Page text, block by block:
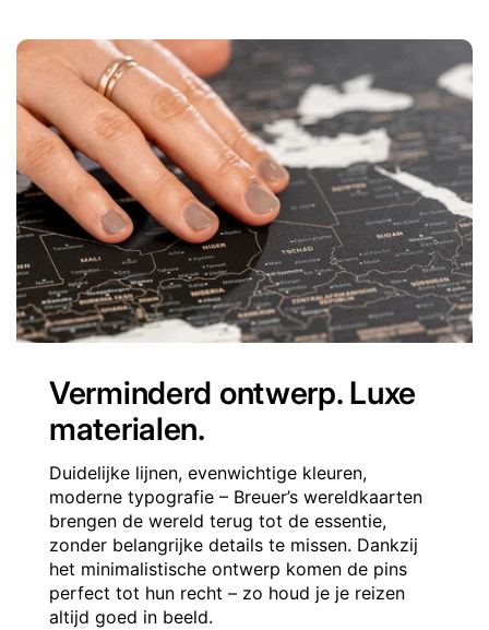
Verminderd ontwerp. Luxe
materialen.
Duidelijke lijnen, evenwichtige kleuren,
moderne typografie – Breuer’s wereldkaarten
brengen de wereld terug tot de essentie,
zonder belangrijke details te missen. Dankzij
het minimalistische ontwerp komen de pins
perfect tot hun recht – zo houd je je reizen
altijd goed in beeld.